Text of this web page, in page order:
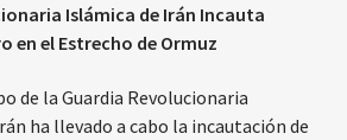
Islámica de Irán Incauta
en el Estrecho de Ormuz
de la Guardia Revolucionaria
ha llevado a cabo la incautación de